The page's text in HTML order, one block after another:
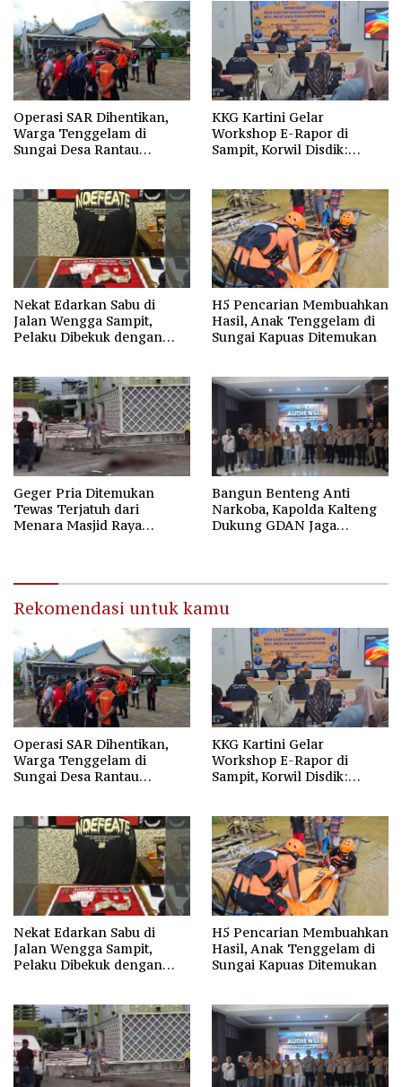
Operasi SAR Dihentikan,
Warga Tenggelam di
Sungai Desa Rantau
KKG Kartini Gelar
Workshop E-Rapor di
Sampit, Korwil Disdik:
Nekat Edarkan Sabu di
Jalan Wengga Sampit,
Pelaku Dibekuk dengan
H5 Pencarian Membuahkan
Hasil, Anak Tenggelam di
Sungai Kapuas Ditemukan
Geger Pria Ditemukan
Tewas Terjatuh dari
Menara Masjid Raya
Bangun Benteng Anti
Narkoba, Kapolda Kalteng
Dukung GDAN Jaga
Rekomendasi untuk kamu
Operasi SAR Dihentikan,
Warga Tenggelam di
Sungai Desa Rantau
KKG Kartini Gelar
Workshop E-Rapor di
Sampit, Korwil Disdik:
Nekat Edarkan Sabu di
Jalan Wengga Sampit,
Pelaku Dibekuk dengan
H5 Pencarian Membuahkan
Hasil, Anak Tenggelam di
Sungai Kapuas Ditemukan